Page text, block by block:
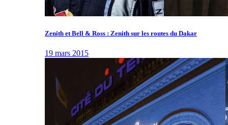
Zenith et Bell & Ross : Zenith sur les routes du Dakar
19 mars 2015